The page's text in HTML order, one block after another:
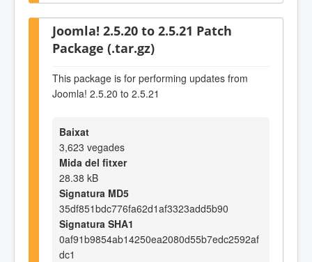
Joomla! 2.5.20 to 2.5.21 Patch
Package (.tar.gz)
This package is for performing updates from
Joomla! 2.5.20 to 2.5.21
Baixat
3,623 vegades
Mida del fitxer
28.38 kB
Signatura MD5
35df851bdc776fa62d1af3323add5b90
Signatura SHA1
0af91b9854ab14250ea2080d55b7edc2592af
dc1